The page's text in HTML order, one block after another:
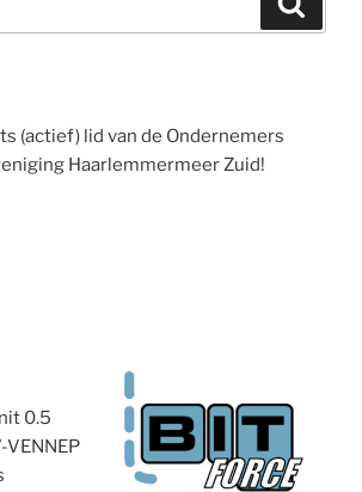
(actief) lid van de Ondernemers
Haarlemmermeer Zuid!
0.5
VENNEP